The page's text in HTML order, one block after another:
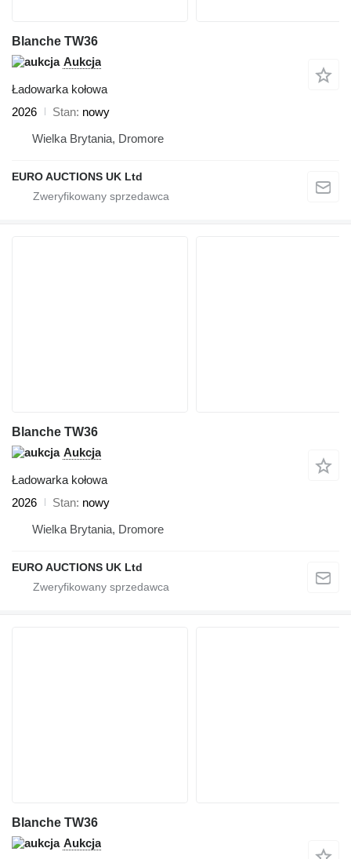
Blanche TW36
Aukcja
Ładowarka kołowa
2026
Stan nowy
Wielka Brytania, Dromore
EURO AUCTIONS UK Ltd
Blanche TW36
Aukcja
Ładowarka kołowa
2026
Stan nowy
Wielka Brytania, Dromore
EURO AUCTIONS UK Ltd
Blanche TW36
Aukcja